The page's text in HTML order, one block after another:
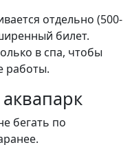
отдельно (500-
билет.
в спа, чтобы
работы.
бегать по